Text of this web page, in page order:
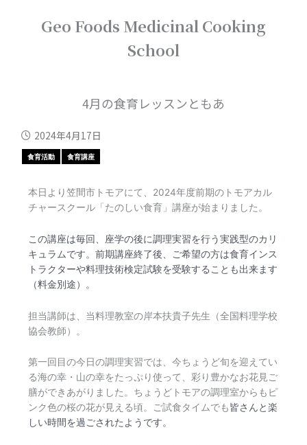
Geo Foods Medicinal Cooking
School
4月の食育レッスンともあ
2024年4月17日
食育活動 食育講座
本日より笠間市トモアにて、2024年度前期のトモアカル
チャースクール「たのしい食育」講座が始まりました。
この講座は毎回、座学の後に調理実習を行う実践型のカリ
キュラムです。前期講座終了後、ご希望の方は食育インス
トラクターや料理技術検定試験を受験することも出来ます
（料金別途）。
担当講師は、当料理教室の岸本扶貴子先生（全国料理学校
協会教師）。
第一回目の今日の調理実習では、今ちょうど旬を迎えてい
る海の幸・山の幸をたっぷり使って、彩り豊かなお花見ご
膳ができあがりました。ちょうどトモアの調理室からもピ
ンク色の桜の花が見える頃。ご試食タイムでも皆さんと楽
しい時間を過ごされたようです。